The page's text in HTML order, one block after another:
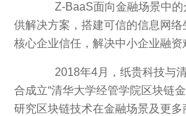
Z-BaaS面向金融场景中的
供解决方案，搭建可信的信息网
核心企业信任，解决中小企业融资
2018年4月，纸贵科技与清
合成立“清华大学经管学院区块链
研究区块链技术在金融场景及更